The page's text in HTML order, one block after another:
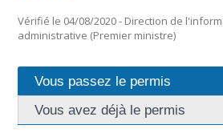
Vérifié le 04/08/2020 - Direction de
administrative (Premier ministre)
Vous passez le permis
Vous avez déjà le permis